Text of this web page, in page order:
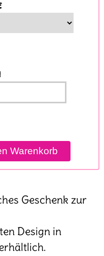
Geschenk zur
Design in